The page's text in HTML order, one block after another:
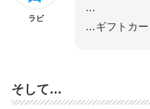
ラビ
…
…ギフトカー
そして…